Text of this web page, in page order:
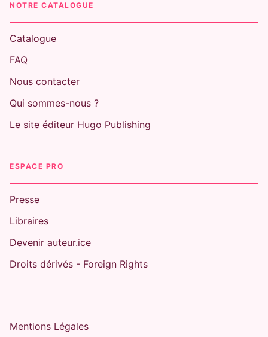
NOTRE CATALOGUE
Catalogue
FAQ
Nous contacter
Qui sommes-nous ?
Le site éditeur Hugo Publishing
ESPACE PRO
Presse
Libraires
Devenir auteur.ice
Droits dérivés - Foreign Rights
Mentions Légales